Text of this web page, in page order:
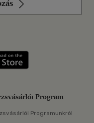
Szerezd meg: Google
Program
Programunkról